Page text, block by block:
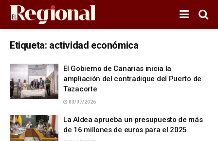
Etiqueta: actividad económica
El Gobierno de Canarias inicia la
ampliación del contradique del Puerto de
Tazacorte
03/07/2026
La Aldea aprueba un presupuesto de más
de 16 millones de euros para el 2025